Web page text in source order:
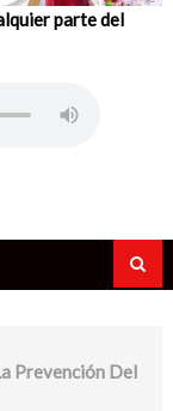
parte del
Prevención Del